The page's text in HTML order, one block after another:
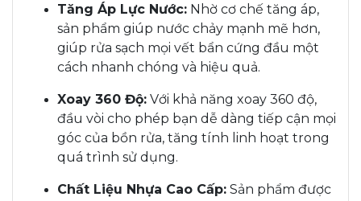
Tăng Áp Lực Nước: Nhờ cơ chế tăng áp,
sản phẩm giúp nước chảy mạnh mẽ hơn,
giúp rửa sạch mọi vết bẩn cứng đầu một
cách nhanh chóng và hiệu quả.
Xoay 360 Độ: Với khả năng xoay 360 độ,
đầu vòi cho phép bạn dễ dàng tiếp cận mọi
góc của bồn rửa, tăng tính linh hoạt trong
quá trình sử dụng.
Chất Liệu Nhựa Cao Cấp: Sản phẩm được